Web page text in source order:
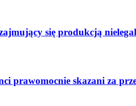
się produkcją
prawomocnie skazani za